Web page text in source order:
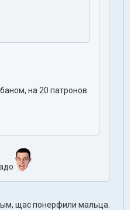
на 20 патронов
щас понерфили мальца.